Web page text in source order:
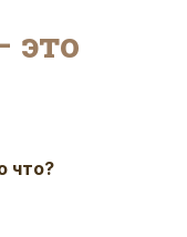
это
что?